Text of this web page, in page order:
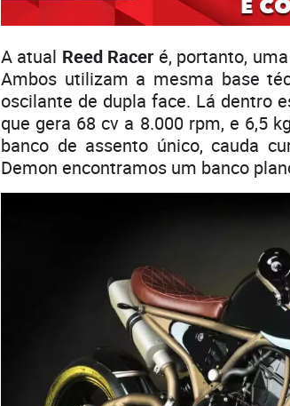
A atual Reed Racer é, portanto,
Ambos utilizam a mesma base
oscilante de dupla face. Lá dentro
que gera 68 cv a 8.000 rpm, e 6,5
banco de assento único, cauda
Demon encontramos um banco